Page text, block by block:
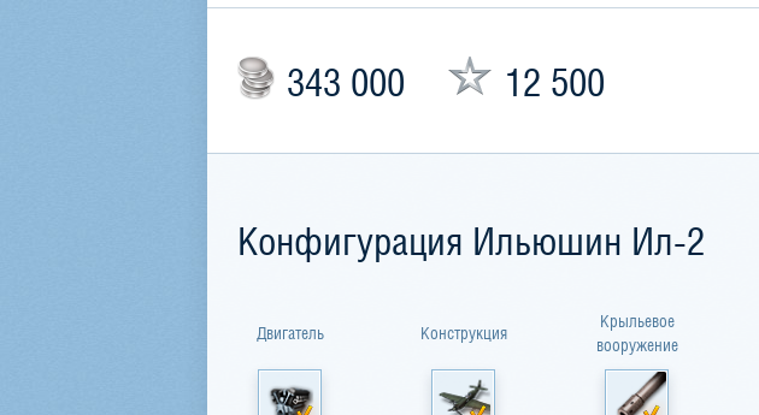
343 000 12 500
Конфигурация Ильюшин Ил-2
Двигатель Конструкция
Крыльевое
вооружение